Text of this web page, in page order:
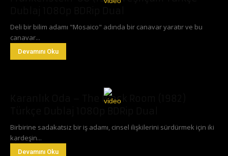
Deli bir bilim adamı "Mosaico" adında bir canavar yaratır ve bu
canavar...
Devamını Oku
Karanlık Oda – The Black Room (1982)
Birbirine sadakatsiz bir iş adamı, cinsel ilişkilerini sürdürmek için iki
kardeşin...
Devamını Oku